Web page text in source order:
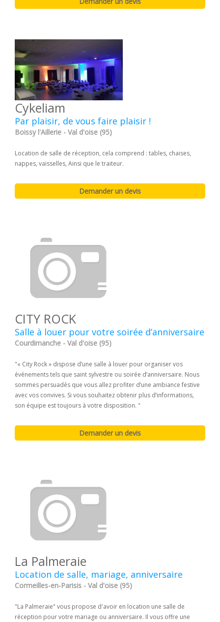
Cykeliam
Par plaisir, de vous faire plaisir !
Boissy l'Aillerie - Val d'oise (95)
Location de salle de réception, cela comprend : tables, chaises,
nappes, vaisselles, Ainsi que le traiteur.
CITY ROCK
Salle à louer pour votre soirée d’anniversaire
Courdimanche - Val d'oise (95)
"« City Rock » dispose d’une salle à louer pour organiser vos
événements tels que saint sylvestre ou soirée d’anniversaire. Nous
sommes persuadés que vous allez profiter d’une ambiance festive
avec vos convives. Si vous souhaitez obtenir plus d’informations,
son équipe est toujours à votre disposition. "
La Palmeraie
Location de salle, mariage, anniversaire
Cormeilles-en-Parisis - Val d'oise (95)
"La Palmeraie" vous propose d'avoir en location une salle de
réception pour votre mariage ou anniversaire. Il vous offre une